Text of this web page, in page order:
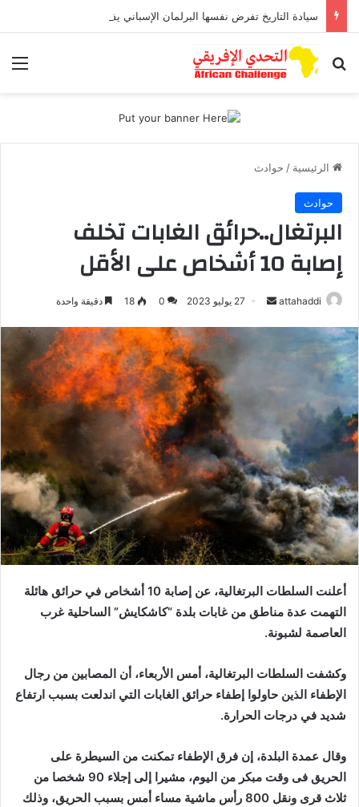
بحث عن
الرئيسية / حوادث
حوادث
البرتغال..حرائق الغابات تخلف
إصابة 10 أشخاص على الأقل
attahaddi
أرسل
إلكترونيا
27 يوليو 2023 0
18 دقيقة واحدة
أعلنت السلطات البرتغالية، عن إصابة 10 أشخاص في حرائق هائلة
التهمت عدة مناطق من غابات بلدة “كاشكايش” الساحلية غرب
العاصمة لشبونة.
وكشفت السلطات البرتغالية، أمس الأربعاء، أن المصابين من رجال
الإطفاء الذين حاولوا إطفاء حرائق الغابات التي اندلعت بسبب ارتفاع
شديد في درجات الحرارة.
وقال عمدة البلدة، إن فرق الإطفاء تمكنت من السيطرة على
الحريق فى وقت مبكر من اليوم، مشيرا إلى إجلاء 90 شخصا من
ثلاث قرى ونقل 800 رأس ماشية مساء أمس بسبب الحريق، وذلك